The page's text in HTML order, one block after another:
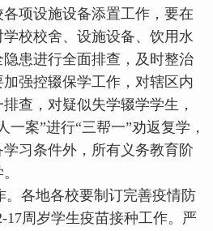
项设施设备添置工作，要在
校校舍、设施设备、饮用水
患进行全面排查，及时整治
强控辍保学工作，对辖区内
查，对疑似失学辍学学生，
一案”进行“三帮一”劝返复学，
习条件外，所有义务教育阶
各地各校要制订完善疫情防
17周岁学生疫苗接种工作。严